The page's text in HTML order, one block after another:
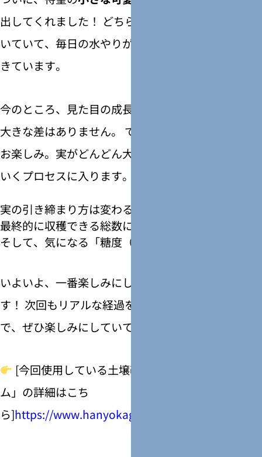
出してくれました！ どちらの株にもしっかり実がつ
いていて、毎日の水やりがますます楽しみになって
きています。
今のところ、見た目の成長スピードや実の付き方に
大きな差はありません。 ですが、ここからが本当の
お楽しみ。実がどんどん大きくなり、赤く色づいて
いくプロセスに入ります。
実の引き締まり方は変わるのか？
最終的に収穫できる総数に違いは出るのか？
そして、気になる「糖度（味）」の差は……！？
いよいよ、一番楽しみにしていたフェーズに突入で
す！ 次回もリアルな経過をそのままお届けしますの
で、ぜひ楽しみにしていてくださいね。
[今回使用している土壌改良剤「息吹プレミア
ム」の詳細はこち
ら]https://www.hanyokagaku.com/